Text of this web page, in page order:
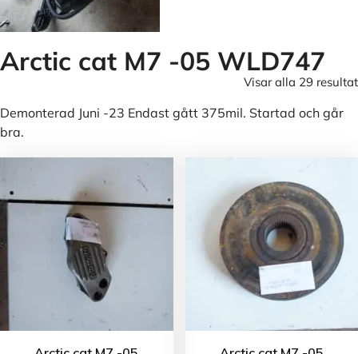
Arctic cat M7 -05 WLD747
Visar alla 29 resultat
Demonterad Juni -23 Endast gått 375mil. Startad och går
bra.